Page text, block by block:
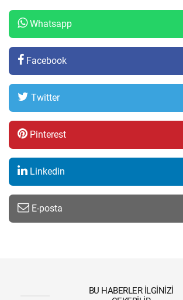
Whatsapp
Facebook
Twitter
Pinterest
Linkedin
E-posta
BU HABERLER İLGINIZI